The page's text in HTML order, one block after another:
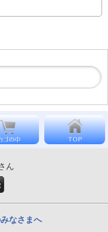
ん
なさまへ